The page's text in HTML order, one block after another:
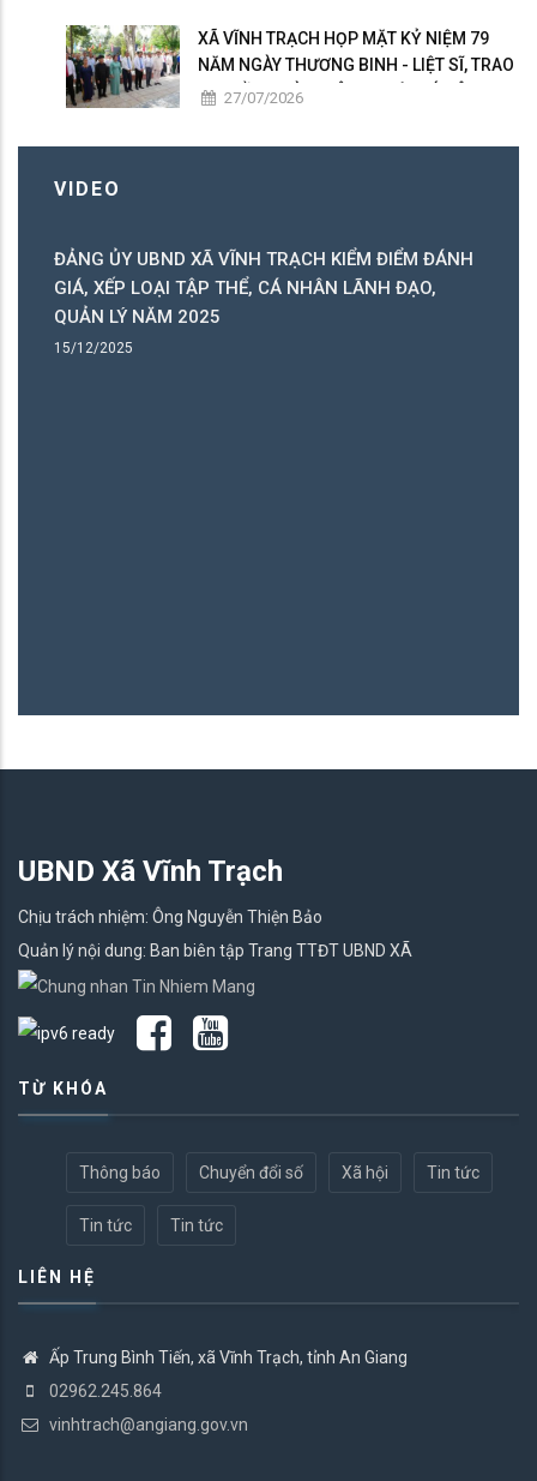
XÃ VĨNH TRẠCH HỌP MẶT KỶ NIỆM 79
NĂM NGÀY THƯƠNG BINH - LIỆT SĨ, TRAO
50 PHẦN QUÀ TRI ÂN NGƯỜI CÓ CÔNG
27/07/2026
VIDEO
ĐẢNG ỦY UBND XÃ VĨNH TRẠCH KIỂM ĐIỂM ĐÁNH
GIÁ, XẾP LOẠI TẬP THỂ, CÁ NHÂN LÃNH ĐẠO,
QUẢN LÝ NĂM 2025
15/12/2025
UBND Xã Vĩnh Trạch
Chịu trách nhiệm: Ông Nguyễn Thiện Bảo
Quản lý nội dung: Ban biên tập Trang TTĐT UBND XÃ
TỪ KHÓA
Thông báo Chuyển đổi số Xã hội Tin tức
Tin tức Tin tức
LIÊN HỆ
Ấp Trung Bình Tiến, xã Vĩnh Trạch, tỉnh An Giang
02962.245.864
vinhtrach@angiang.gov.vn